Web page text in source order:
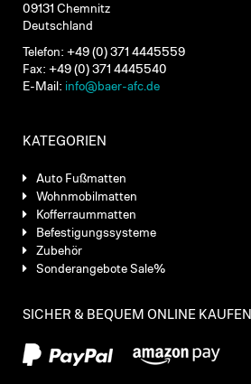
09131 Chemnitz
Deutschland
Telefon: +49 (0) 371 4445559
Fax: +49 (0) 371 4445540
E-Mail: info@baer-afc.de
KATEGORIEN
Auto Fußmatten
Wohnmobilmatten
Kofferraummatten
Befestigungssysteme
Zubehör
Sonderangebote Sale%
SICHER & BEQUEM ONLINE KAUFEN